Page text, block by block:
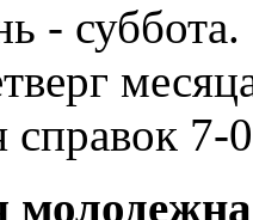
- суббота.
7-